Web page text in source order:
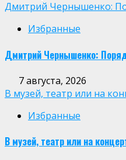
Дмитрий Чернышенко:
Избранные
Дмитрий Чернышенко:
7 августа, 2026
В музей, театр или на
Избранные
В музей, театр или на